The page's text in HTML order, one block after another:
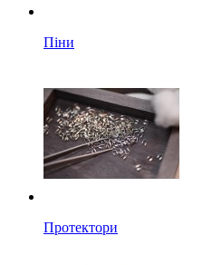
Піни
Протектори